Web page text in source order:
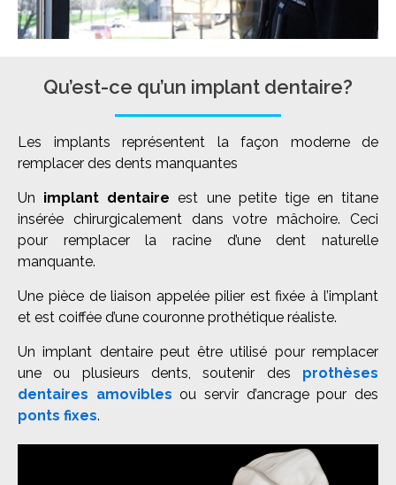
Qu’est-ce qu’un implant dentaire?
Les implants représentent la façon moderne de
remplacer des dents manquantes
Un implant dentaire est une petite tige en titane
insérée chirurgicalement dans votre mâchoire. Ceci
pour remplacer la racine d’une dent naturelle
manquante.
Une pièce de liaison appelée pilier est fixée à l’implant
et est coiffée d’une couronne prothétique réaliste.
Un implant dentaire peut être utilisé pour remplacer
une ou plusieurs dents, soutenir des prothèses
dentaires amovibles ou servir d’ancrage pour des
ponts fixes.